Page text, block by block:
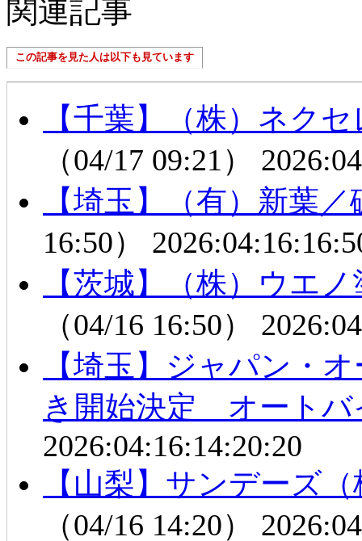
関連記事
この記事を見た人は以下も見ています
【千葉】（株）ネク
（04/17 09:21）
【埼玉】（有）新葉
16:50）
【茨城】（株）ウエ
（04/16 16:50）
【埼玉】ジャパン・
き開始決定 オートバ
2026:04:16:14:20:20
【山梨】サンデーズ
（04/16 14:20）